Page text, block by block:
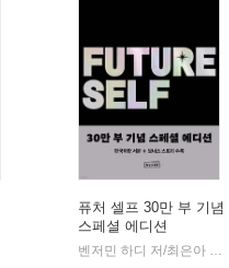
다산북스
퓨처 셀프 30만 부 기념
스페셜 에디션
벤저민 하디 저/최은아 역